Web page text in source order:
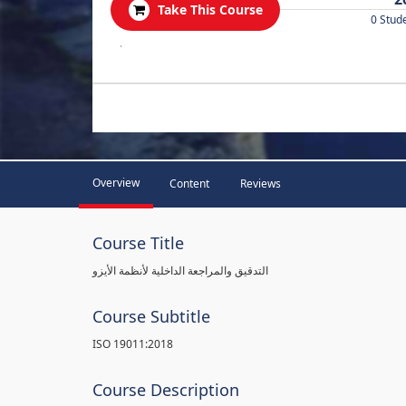
Take This Course
0
.
Overview Content Reviews
Course Title
التدقيق والمراجعة الداخلية لأنظمة الأيزو
Course Subtitle
ISO 19011:2018
Course Description